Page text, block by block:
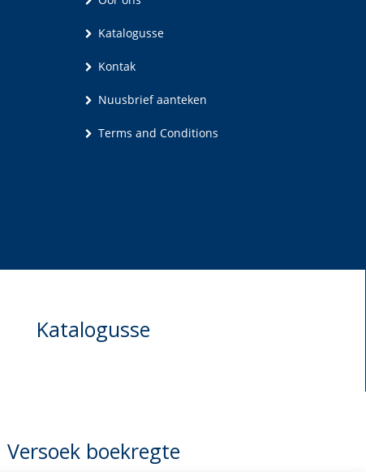
Katalogusse
Kontak
Nuusbrief aanteken
Terms and Conditions
Katalogusse
Versoek boekregte